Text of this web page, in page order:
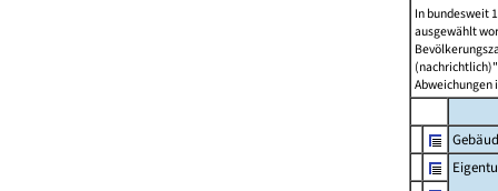
In bundesweit
ausgewählt
Abweichungen